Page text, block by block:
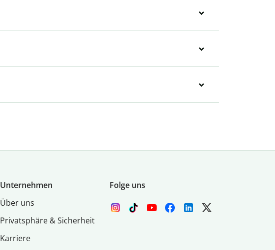
Unternehmen
Über uns
Privatsphäre & Sicherheit
Karriere
Folge uns